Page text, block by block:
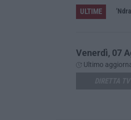
ULTIME
Venerdì, 07
Ultimo